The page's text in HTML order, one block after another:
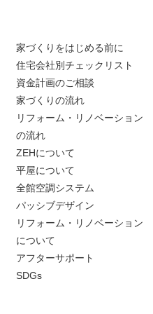
家づくりをはじめる前に
住宅会社別チェックリスト
資金計画のご相談
家づくりの流れ
リフォーム・リノベーション
の流れ
ZEHについて
平屋について
全館空調システム
パッシブデザイン
リフォーム・リノベーション
について
アフターサポート
SDGs